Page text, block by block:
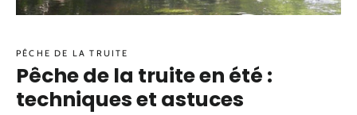
PÊCHE DE LA TRUITE
Pêche de la truite en été :
techniques et astuces